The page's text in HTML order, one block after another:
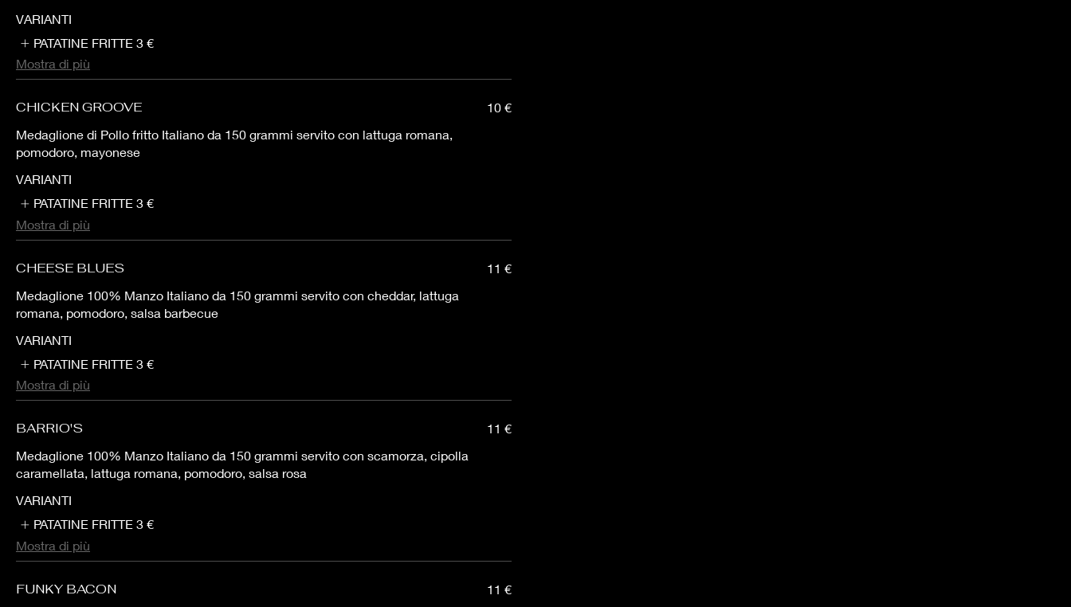
VARIANTI
PATATINE FRITTE 3 €
Mostra di più
CHICKEN GROOVE
Medaglione di Pollo fritto Italiano da 150 grammi servito con lattuga romana,
pomodoro, mayonese
10 €
VARIANTI
PATATINE FRITTE 3 €
Mostra di più
CHEESE BLUES
Medaglione 100% Manzo Italiano da 150 grammi servito con cheddar, lattuga
romana, pomodoro, salsa barbecue
11 €
VARIANTI
PATATINE FRITTE 3 €
Mostra di più
BARRIO'S
Medaglione 100% Manzo Italiano da 150 grammi servito con scamorza, cipolla
caramellata, lattuga romana, pomodoro, salsa rosa
11 €
VARIANTI
PATATINE FRITTE 3 €
Mostra di più
FUNKY BACON 11 €